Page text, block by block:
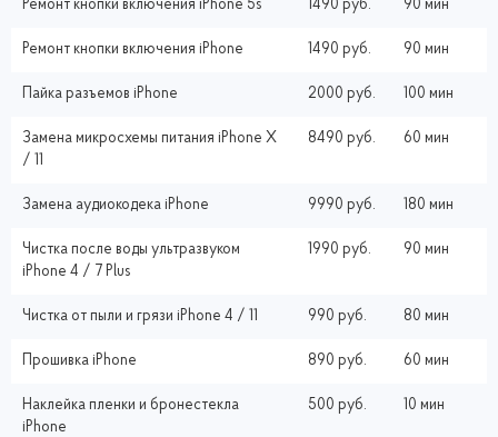
Ремонт кнопки включения iPhone 5s 1490 руб. 90 мин
Ремонт кнопки включения iPhone 1490 руб. 90 мин
Пайка разъемов iPhone 2000 руб. 100 мин
Замена микросхемы питания iPhone X
/ 11
8490 руб. 60 мин
Замена аудиокодека iPhone 9990 руб. 180 мин
Чистка после воды ультразвуком
iPhone 4 / 7 Plus
1990 руб. 90 мин
Чистка от пыли и грязи iPhone 4 / 11 990 руб. 80 мин
Прошивка iPhone 890 руб. 60 мин
Наклейка пленки и бронестекла
iPhone
500 руб. 10 мин